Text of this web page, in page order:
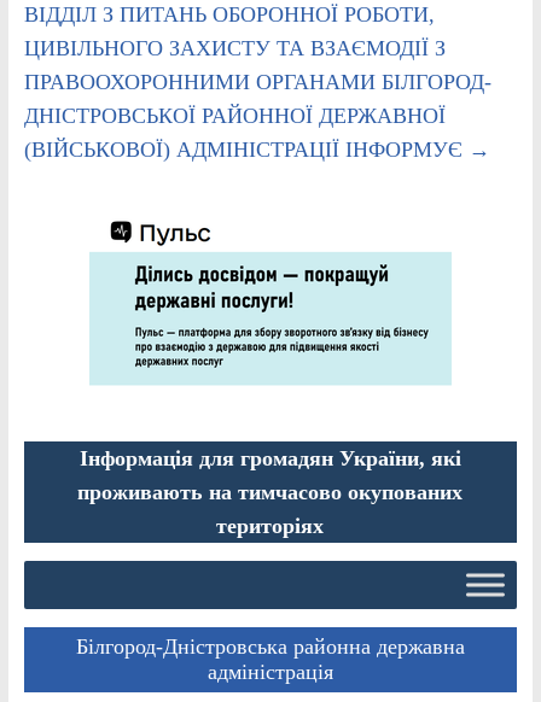
ВІДДІЛ З ПИТАНЬ ОБОРОННОЇ РОБОТИ,
ЦИВІЛЬНОГО ЗАХИСТУ ТА ВЗАЄМОДІЇ З
ПРАВООХОРОННИМИ ОРГАНАМИ БІЛГОРОД-
ДНІСТРОВСЬКОЇ РАЙОННОЇ ДЕРЖАВНОЇ
(ВІЙСЬКОВОЇ) АДМІНІСТРАЦІЇ ІНФОРМУЄ →
Інформація для громадян України, які
проживають на тимчасово окупованих
територіях
Білгород-Дністровська районна державна
адміністрація